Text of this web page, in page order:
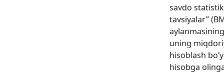
savdo
tavsiyalar”
uning
hisoblash
hisobga